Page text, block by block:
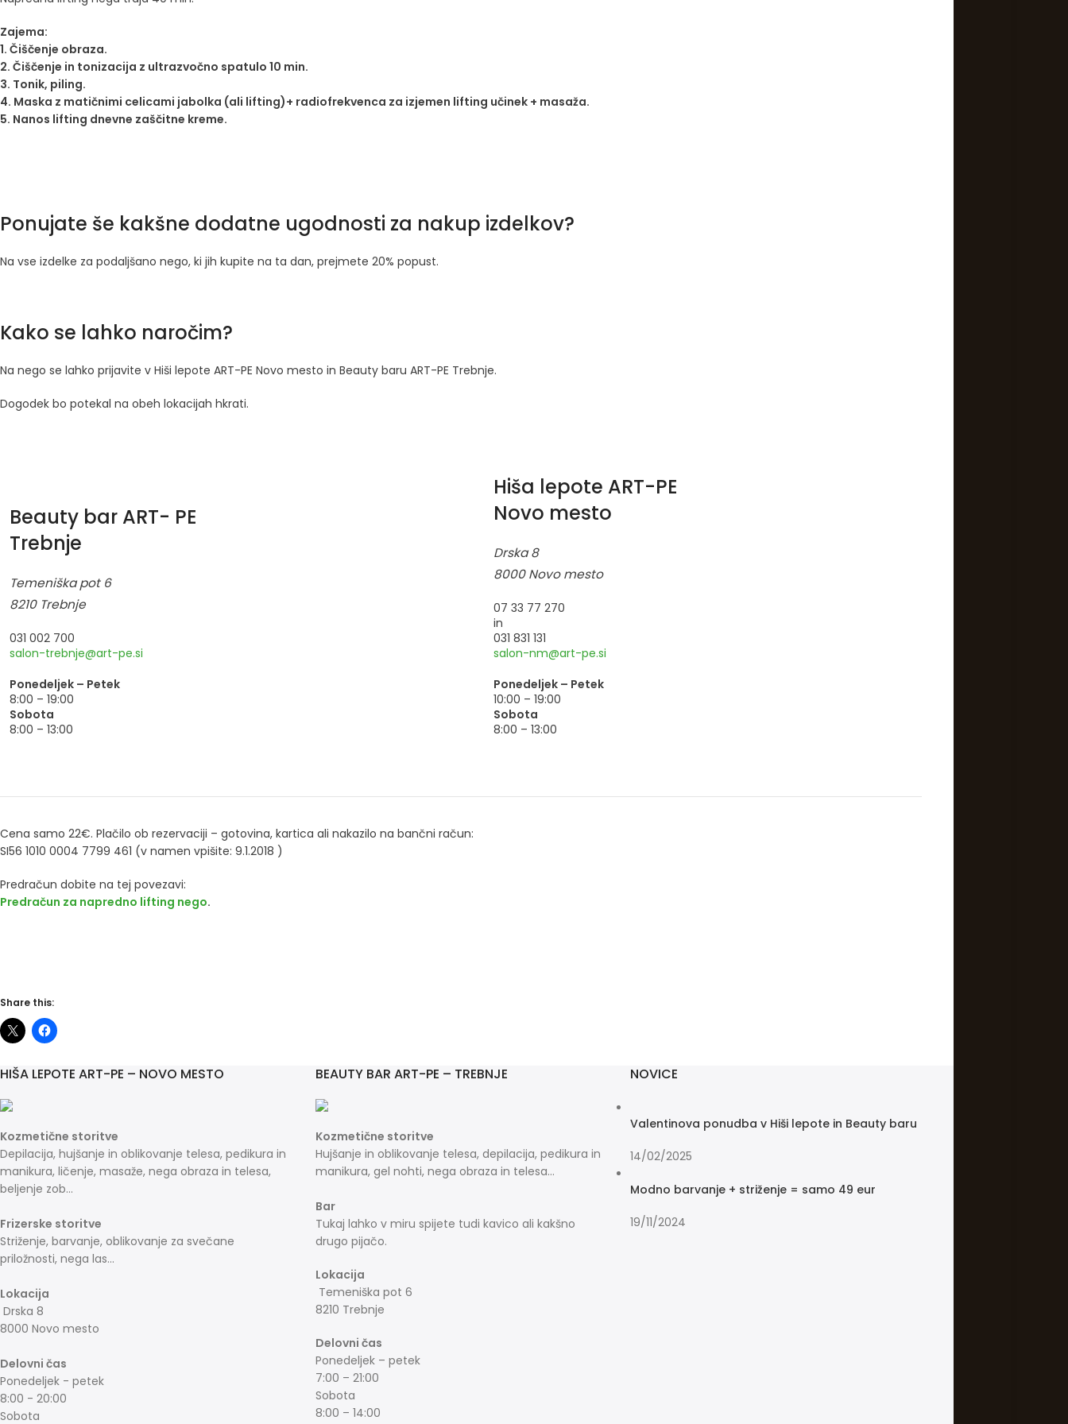
Zajema:
1. Čiščenje obraza.
2. Čiščenje in tonizacija z ultrazvočno spatulo 10 min.
3. Tonik, piling.
4. Maska z matičnimi celicami jabolka (ali lifting)+ radiofrekvenca za izjemen lifting učinek + masaža.
5. Nanos lifting dnevne zaščitne kreme.
Ponujate še kakšne dodatne ugodnosti za nakup izdelkov?
Na vse izdelke za podaljšano nego, ki jih kupite na ta dan, prejmete 20% popust.
Kako se lahko naročim?
Na nego se lahko prijavite v Hiši lepote ART-PE Novo mesto in Beauty baru ART-PE Trebnje.
Dogodek bo potekal na obeh lokacijah hkrati.
Beauty bar ART- PE
Trebnje
Temeniška pot 6
8210 Trebnje
031 002 700
salon-trebnje@art-pe.si
Ponedeljek – Petek
8:00 – 19:00
Sobota
8:00 – 13:00
Hiša lepote ART-PE
Novo mesto
Drska 8
8000 Novo mesto
07 33 77 270
in
031 831 131
salon-nm@art-pe.si
Ponedeljek – Petek
10:00 – 19:00
Sobota
8:00 – 13:00
Cena samo 22€. Plačilo ob rezervaciji – gotovina, kartica ali nakazilo na bančni račun:
SI56 1010 0004 7799 461 (v namen vpišite: 9.1.2018 )
Predračun dobite na tej povezavi:
Predračun za napredno lifting nego.
Share this:
HIŠA LEPOTE ART-PE – NOVO MESTO
Kozmetične storitve
Depilacija, hujšanje in oblikovanje telesa, pedikura in
manikura, ličenje, masaže, nega obraza in telesa,
beljenje zob...
Frizerske storitve
Striženje, barvanje, oblikovanje za svečane
priložnosti, nega las...
Lokacija
Drska 8
8000 Novo mesto
Delovni čas
Ponedeljek - petek
8:00 - 20:00
Sobota
BEAUTY BAR ART-PE – TREBNJE
Kozmetične storitve
Hujšanje in oblikovanje telesa, depilacija, pedikura in
manikura, gel nohti, nega obraza in telesa…
Bar
Tukaj lahko v miru spijete tudi kavico ali kakšno
drugo pijačo.
Lokacija
Temeniška pot 6
8210 Trebnje
Delovni čas
Ponedeljek – petek
7:00 – 21:00
Sobota
8:00 – 14:00
NOVICE
Valentinova ponudba v Hiši lepote in Beauty baru
14/02/2025
Modno barvanje + striženje = samo 49 eur
19/11/2024